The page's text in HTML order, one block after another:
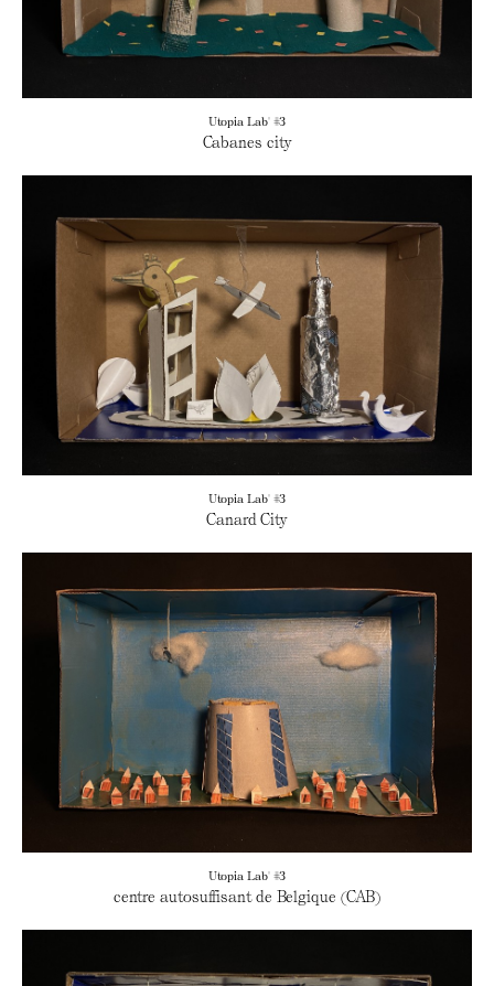
Utopia Lab' #3
Cabanes city
Utopia Lab' #3
Canard City
Utopia Lab' #3
centre autosuffisant de Belgique (CAB)